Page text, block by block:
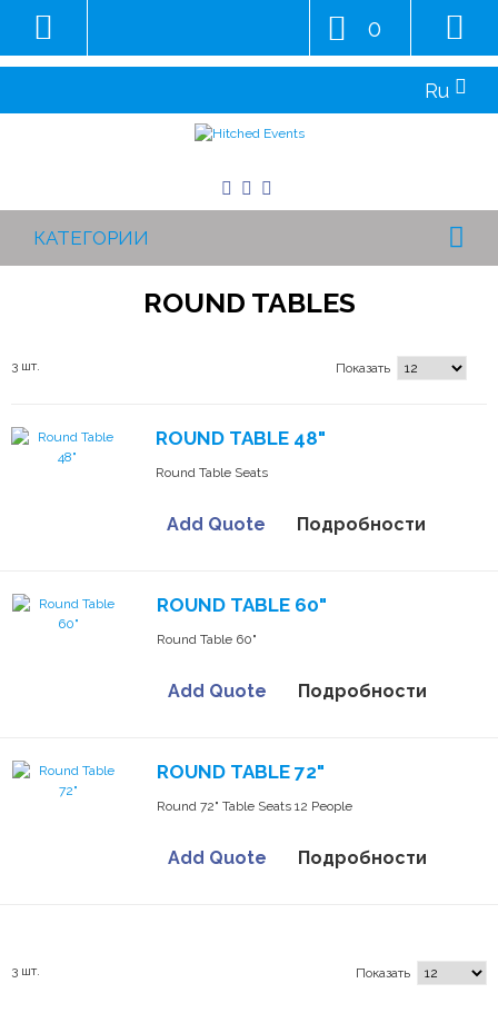
Ru
0
КАТЕГОРИИ
ROUND TABLES
3 шт. Показать
ROUND TABLE 48"
Round Table Seats
Add Quote Подробности
ROUND TABLE 60"
Round Table 60"
Add Quote Подробности
ROUND TABLE 72"
Round 72" Table Seats 12 People
Add Quote Подробности
3 шт. Показать